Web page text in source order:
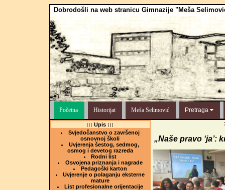
Dobrodošli na web stranicu Gimnazije "Meša
Početna Historijat Meša Selimović Pretraga
::: Upis :::
Svjedočanstvo o završenoj
osnovnoj školi
Uvjerenja šestog, sedmog,
osmog i devetog razreda
Rodni list
Osvojena priznanja i nagrade
Pedagoški karton
Uvjerenje o polaganju eksterne
mature
List profesionalne orijentacije
„Naše pravo ‘ja’: